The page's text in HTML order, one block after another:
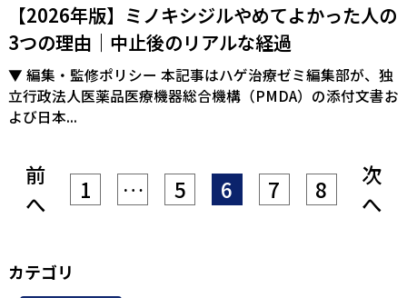
【2026年版】ミノキシジルやめてよかった人の
3つの理由｜中止後のリアルな経過
▼ 編集・監修ポリシー 本記事はハゲ治療ゼミ編集部が、独
立行政法人医薬品医療機器総合機構（PMDA）の添付文書お
よび日本...
前
へ
1 … 5 6 7 8
次
へ
カテゴリ